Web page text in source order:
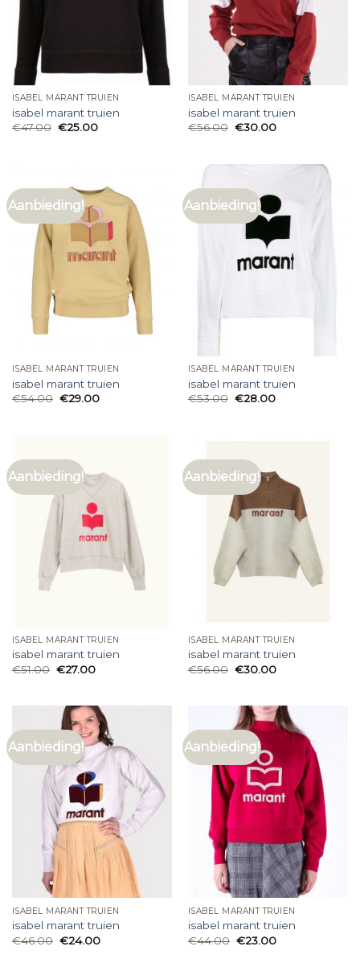
ISABEL MARANT TRUIEN
isabel marant truien
€47.00 €25.00
ISABEL MARANT TRUIEN
isabel marant truien
€56.00 €30.00
Aanbieding!
ISABEL MARANT TRUIEN
isabel marant truien
€54.00 €29.00
Aanbieding!
ISABEL MARANT TRUIEN
isabel marant truien
€53.00 €28.00
Aanbieding!
ISABEL MARANT TRUIEN
isabel marant truien
€51.00 €27.00
Aanbieding!
ISABEL MARANT TRUIEN
isabel marant truien
€56.00 €30.00
Aanbieding!
ISABEL MARANT TRUIEN
isabel marant truien
€46.00 €24.00
Aanbieding!
ISABEL MARANT TRUIEN
isabel marant truien
€44.00 €23.00